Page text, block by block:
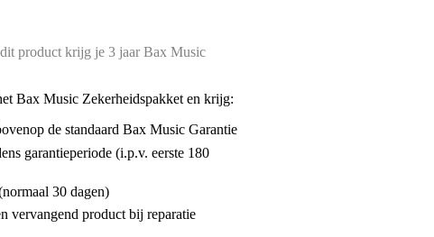
product krijg je 3 jaar Bax Music
Bax Music Zekerheidspakket en krijg:
de standaard Bax Music Garantie
garantieperiode (i.p.v. eerste 180
30 dagen)
vervangend product bij reparatie